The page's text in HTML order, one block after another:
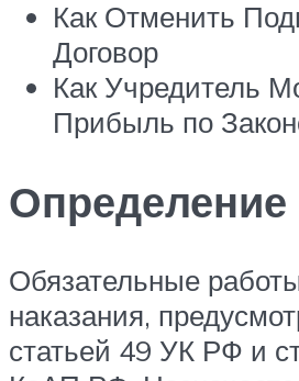
Как Отменить
Договор
Как Учредитель
Прибыль по
Определение
Обязательные
наказания,
статьей 49 УК РФ и